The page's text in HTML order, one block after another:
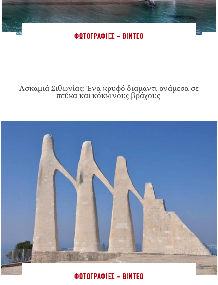
ΦΩΤΟΓΡΑΦΊΕΣ - ΒΊΝΤΕΟ
Ασκαμιά Σιθωνίας: Ένα κρυφό διαμάντι ανάμεσα σε
πεύκα και κόκκινους βράχους
ΦΩΤΟΓΡΑΦΊΕΣ - ΒΊΝΤΕΟ